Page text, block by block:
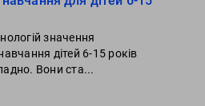
значення
дітей 6-15 років
Вони ста...